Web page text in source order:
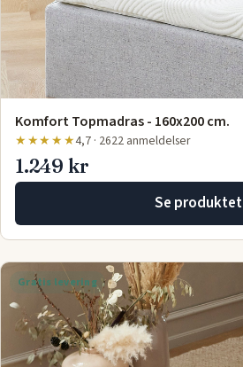
Komfort Topmadras - 160x200 cm.
★★★★★4,7 · 2622 anmeldelser
1.249 kr
Se produktet
Gratis levering